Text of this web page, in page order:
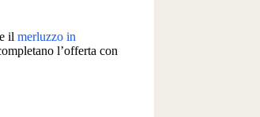
il merluzzo in
l’offerta con